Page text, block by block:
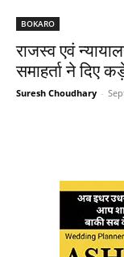
BOKARO
राजस्व एवं
समाहर्ता ने दिए
Suresh Choudhary -